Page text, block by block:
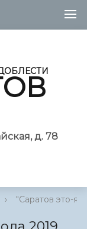
д. 78
› "Саратов это-я".